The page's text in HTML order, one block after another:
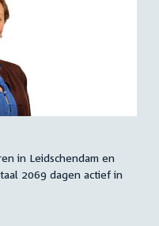
in Leidschendam en
2069 dagen actief in